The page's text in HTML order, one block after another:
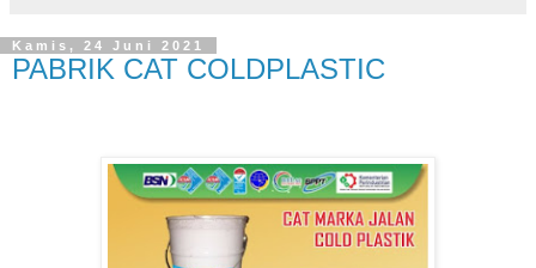
Kamis, 24 Juni 2021
PABRIK CAT COLDPLASTIC